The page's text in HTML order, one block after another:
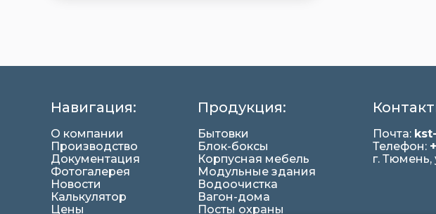
Навигация:
О компании
Производство
Документация
Фотогалерея
Новости
Калькулятор
Цены
Продукция:
Бытовки
Блок-боксы
Корпусная мебель
Модульные здания
Водоочистка
Вагон-дома
Посты охраны
Почта:
Телефон:
г. Тюмень,